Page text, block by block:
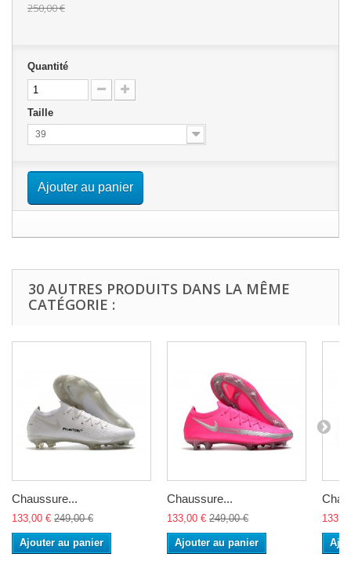
250,00 €
Quantité
Taille
39
Ajouter au panier
30 AUTRES PRODUITS DANS LA MÊME
CATÉGORIE :
Chaussure...
133,00 € 249,00 €
Ajouter au panier
Chaussure...
133,00 € 249,00 €
Ajouter au panier